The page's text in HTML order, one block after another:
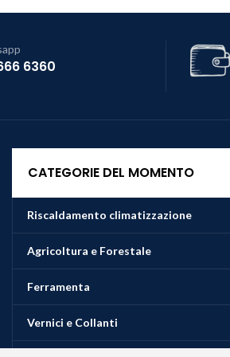
6360
CATEGORIE DEL MOMENTO
Riscaldamento climatizzazione
Agricoltura e Forestale
Ferramenta
Vernici e Collanti